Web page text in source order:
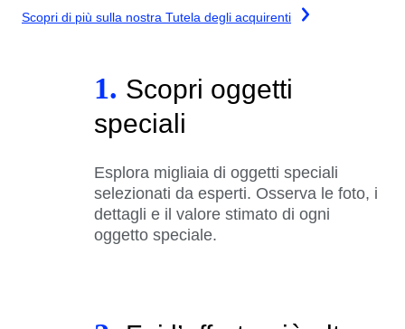
Scopri di più sulla nostra Tutela degli acquirenti
1. Scopri oggetti
speciali
Esplora migliaia di oggetti speciali
selezionati da esperti. Osserva le foto, i
dettagli e il valore stimato di ogni
oggetto speciale.